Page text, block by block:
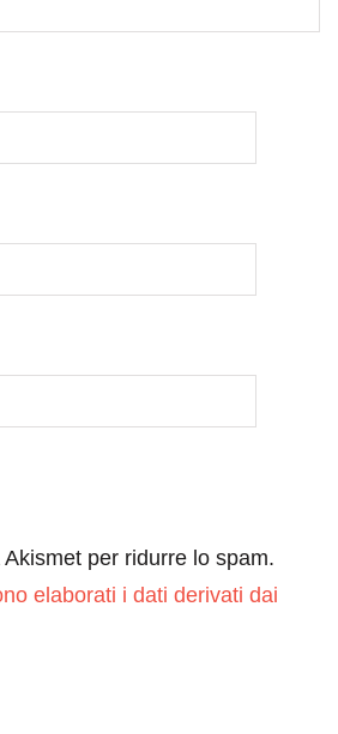
per ridurre lo spam.
elaborati i dati derivati dai